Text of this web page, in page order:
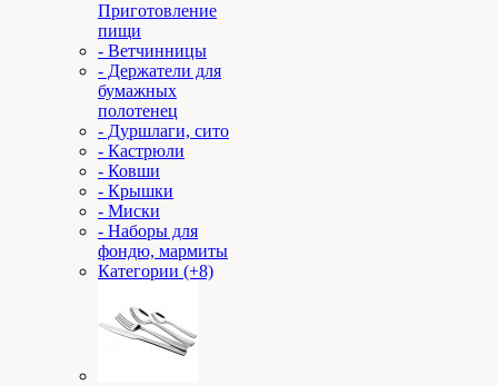
Приготовление
пищи
- Ветчинницы
- Держатели для
бумажных
полотенец
- Дуршлаги, сито
- Кастрюли
- Ковши
- Крышки
- Миски
- Наборы для
фондю, мармиты
Категории (+8)